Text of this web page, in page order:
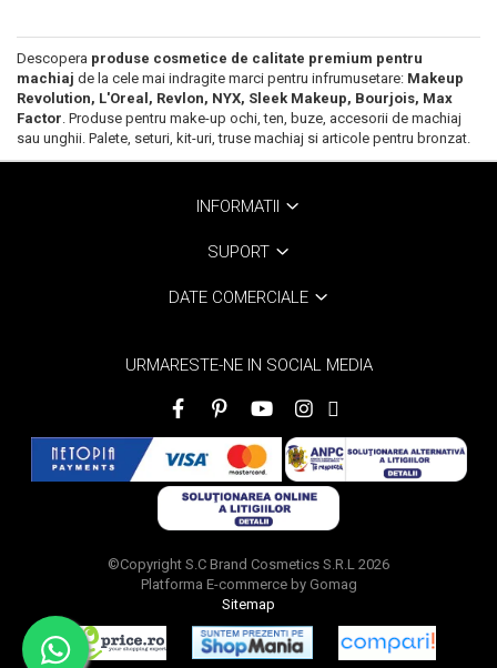
Descopera produse cosmetice de calitate premium pentru
machiaj de la cele mai indragite marci pentru infrumusetare: Makeup
Revolution, L'Oreal, Revlon, NYX, Sleek Makeup, Bourjois, Max
Factor . Produse pentru make-up ochi, ten, buze, accesorii de machiaj
sau unghii. Palete, seturi, kit-uri, truse machiaj si articole pentru bronzat.
INFORMATII
SUPORT
DATE COMERCIALE
URMARESTE-NE IN SOCIAL MEDIA
©Copyright S.C Brand Cosmetics S.R.L 2026
Platforma E-commerce by Gomag
Sitemap